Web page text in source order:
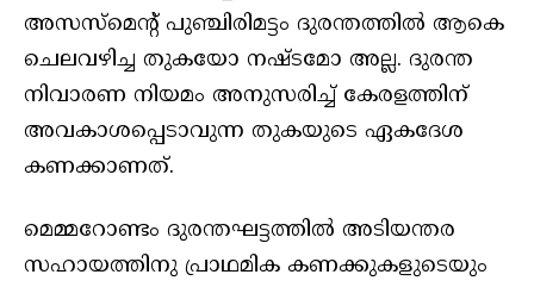
അസസ്‌മെന്റ് പുഞ്ചിരിമട്ടം ദുരന്തത്തില്‍ ആകെ
ചെലവഴിച്ച തുകയോ നഷ്ടമോ അല്ല. ദുരന്ത
നിവാരണ നിയമം അനുസരിച്ച് കേരളത്തിന്
അവകാശപ്പെടാവുന്ന തുകയുടെ ഏകദേശ
കണക്കാണത്.
മെമ്മറോണ്ടം ദുരന്തഘട്ടത്തില്‍ അടിയന്തര
സഹായത്തിനു പ്രാഥമിക കണക്കുകളുടെയും